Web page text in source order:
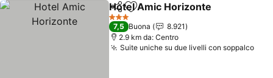
CondividiAggiungi ai preferiti
Hotel Amic Horizonte
3 Stelle
7,5 Buona
8.921
2.9 km da: Centro
Suite uniche su due livelli con soppalco